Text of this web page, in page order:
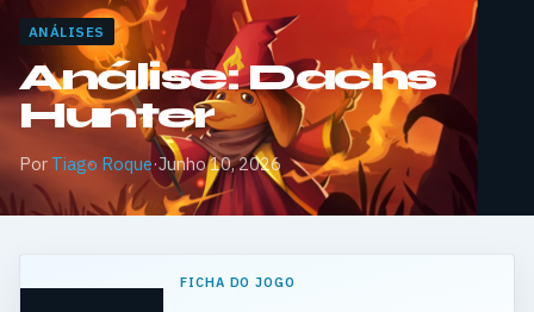
ANÁLISES
Análise: Dachs
Hunter
Por Tiago Roque·Junho 10, 2026
FICHA DO JOGO